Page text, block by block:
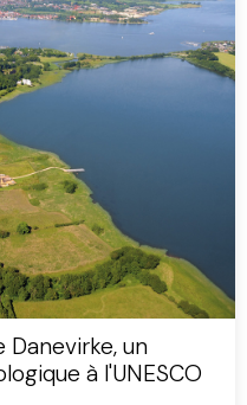
un
à l'UNESCO